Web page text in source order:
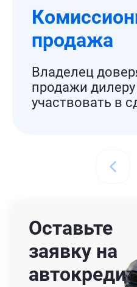
продажа
Владелец
продажи
участвовать в
Оставьте
заявку на
автокредит